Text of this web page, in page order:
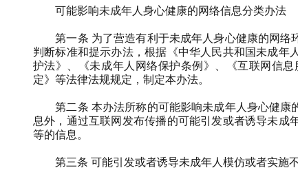
可能影响未成年人身心健康的网络信息分类办法
第一条 为了营造有利于未成年人身心健康的网络
判断标准和提示办法，根据《中华人民共和国未成年
护法》、《未成年人网络保护条例》、《互联网信
定》等法律法规规定，制定本办法。
第二条 本办法所称的可能影响未成年人身心健
息外，通过互联网发布传播的可能引发或者诱导未
等的信息。
第三条 可能引发或者诱导未成年人模仿或者实施